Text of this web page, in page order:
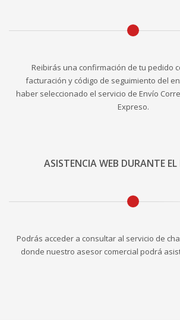
Reibirás una confirmación de tu pedido
facturación y código de seguimiento del
haber seleccionado el servicio de Envío
Expreso.
ASISTENCIA WEB DURANTE EL
Podrás acceder a consultar al servicio de
donde nuestro asesor comercial podrá